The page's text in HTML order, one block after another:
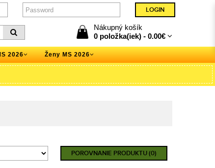
Nákupný košík
0 položka(iek) - 0.00€
2026 Ženy MS 2026
POROVNANIE PRODUKTU (0)